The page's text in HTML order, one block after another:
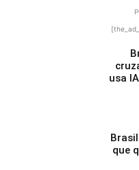
usa
que